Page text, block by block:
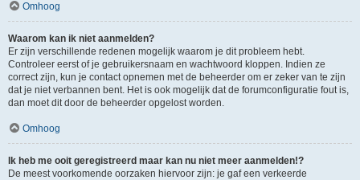
Omhoog
Waarom kan ik niet aanmelden?
Er zijn verschillende redenen mogelijk waarom je dit probleem hebt.
Controleer eerst of je gebruikersnaam en wachtwoord kloppen. Indien ze
correct zijn, kun je contact opnemen met de beheerder om er zeker van te zijn
dat je niet verbannen bent. Het is ook mogelijk dat de forumconfiguratie fout is,
dan moet dit door de beheerder opgelost worden.
Omhoog
Ik heb me ooit geregistreerd maar kan nu niet meer aanmelden!?
De meest voorkomende oorzaken hiervoor zijn: je gaf een verkeerde